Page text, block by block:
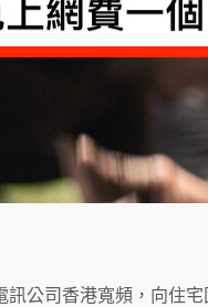
公司香港寬頻，向住